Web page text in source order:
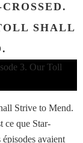
SHALL
Strive to Mend.
ce que Star-
avaient